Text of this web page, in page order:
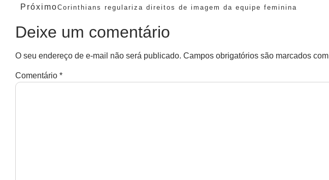
PróximoCorinthians regulariza direitos de imagem da equipe feminina
Deixe um comentário
O seu endereço de e-mail não será publicado. Campos obrigatórios são marcados com
Comentário *